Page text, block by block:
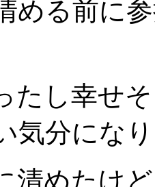
める前に
たし幸せ
気分にな
清めたけ